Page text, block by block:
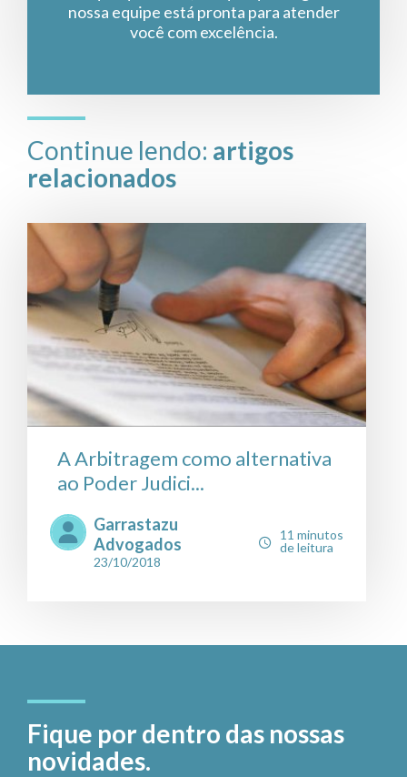
nossa equipe está pronta para atender
você com excelência.
Continue lendo: artigos
relacionados
A Arbitragem como alternativa
ao Poder Judici...
Garrastazu
Advogados
23/10/2018
11 minutos
de leitura
Fique por dentro das nossas
novidades.